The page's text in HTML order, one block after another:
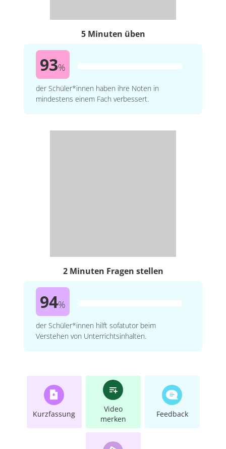
5 Minuten üben
93%
der Schüler*innen haben ihre Noten in
mindestens einem Fach verbessert.
2 Minuten Fragen stellen
94%
der Schüler*innen hilft sofatutor beim
Verstehen von Unterrichtsinhalten.
Kurzfassung
Video
merken
Feedback